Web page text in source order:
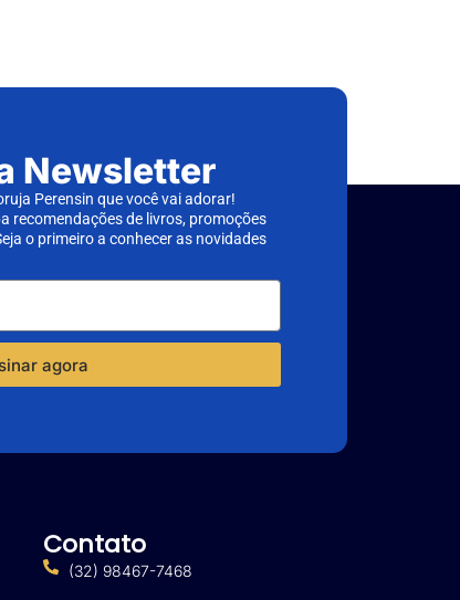
Newsletter
Perensin que você vai adorar!
recomendações de livros, promoções
o primeiro a conhecer as novidades
agora
Contato
(32) 98467-7468